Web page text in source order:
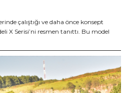
çalıştığı ve daha önce konsept
X Serisi’ni resmen tanıttı. Bu model